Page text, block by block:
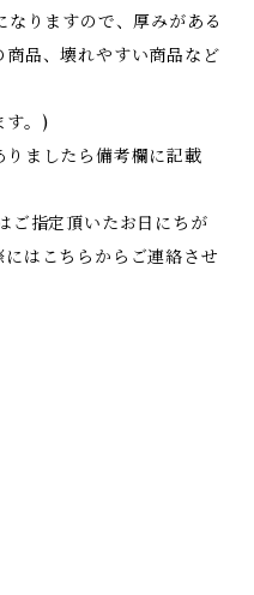
りますので、厚みがある
品、壊れやすい商品など
す。)
ましたら備考欄に記載
ご指定頂いたお日にちが
はこちらからご連絡させ